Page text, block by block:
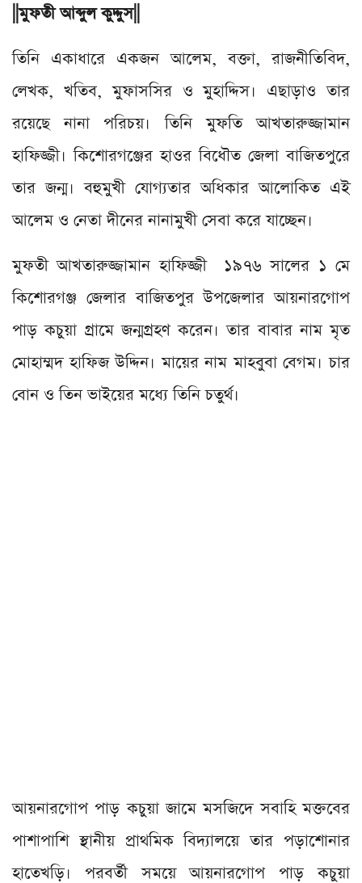
||মুফতী আব্দুল কুদ্দুস||
তিনি একাধারে একজন আলেম, বক্তা, রাজনীতিবিদ,
লেখক, খতিব, মুফাসসির ও মুহাদ্দিস। এছাড়াও তার
রয়েছে নানা পরিচয়। তিনি মুফতি আখতারুজ্জামান
হাফিজ্জী। কিশোরগঞ্জের হাওর বিধৌত জেলা বাজিতপুরে
তার জন্ম। বহুমুখী যোগ্যতার অধিকার আলোকিত এই
আলেম ও নেতা দীনের নানামুখী সেবা করে যাচ্ছেন।
মুফতী আখতারুজ্জামান হাফিজ্জী ১৯৭৬ সালের ১ মে
কিশোরগঞ্জ জেলার বাজিতপুর উপজেলার আয়নারগোপ
পাড় কচুয়া গ্রামে জন্মগ্রহণ করেন। তার বাবার নাম মৃত
মোহাম্মদ হাফিজ উদ্দিন। মায়ের নাম মাহবুবা বেগম। চার
বোন ও তিন ভাইয়ের মধ্যে তিনি চতুর্থ।
আয়নারগোপ পাড় কচুয়া জামে মসজিদে সবাহি মক্তবের
পাশাপাশি স্থানীয় প্রাথমিক বিদ্যালয়ে তার পড়াশোনার
হাতেখড়ি। পরবর্তী সময়ে আয়নারগোপ পাড় কচুয়া